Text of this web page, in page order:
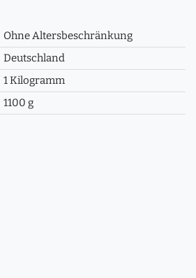
Ohne Altersbeschränkung
Deutschland
1 Kilogramm
1100 g